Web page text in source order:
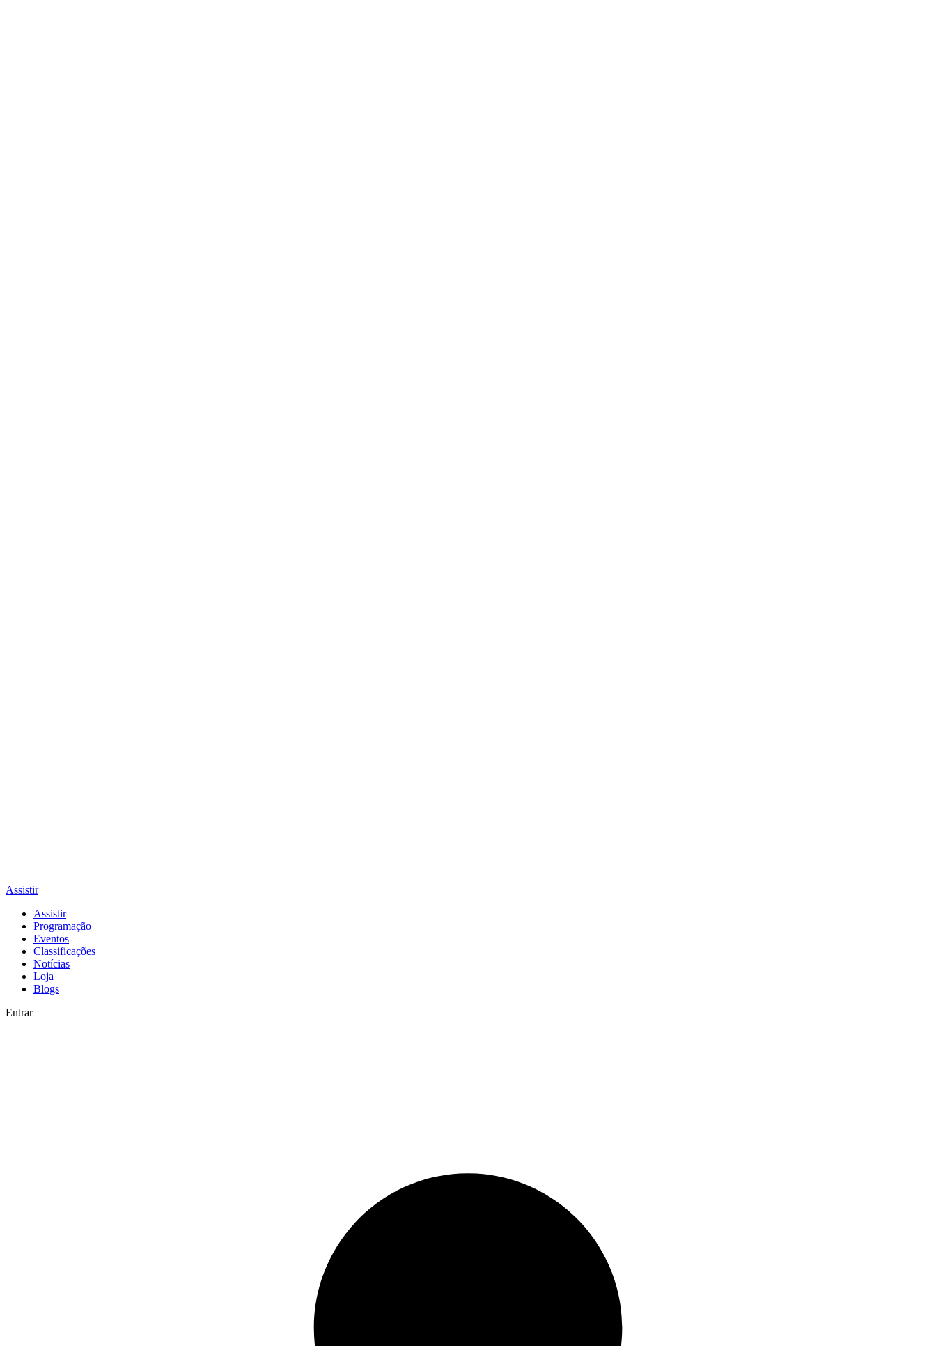
Assistir
Assistir
Programação
Eventos
Classificações
Notícias
Loja
Blogs
Entrar